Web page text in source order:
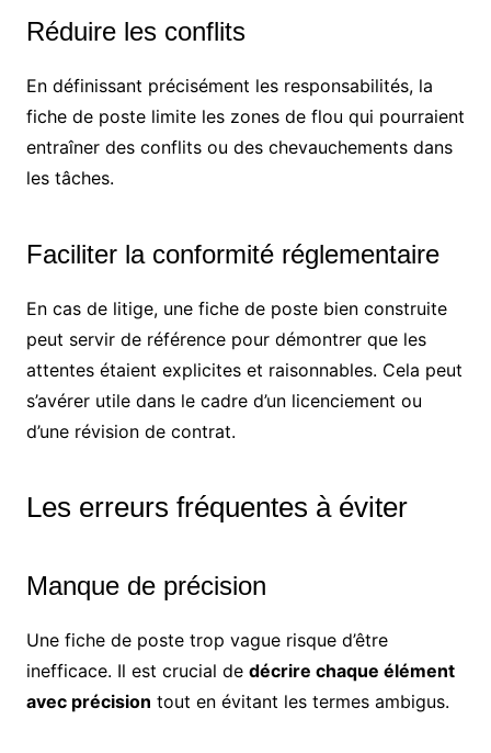
Réduire les conflits
En définissant précisément les responsabilités, la
fiche de poste limite les zones de flou qui pourraient
entraîner des conflits ou des chevauchements dans
les tâches.
Faciliter la conformité réglementaire
En cas de litige, une fiche de poste bien construite
peut servir de référence pour démontrer que les
attentes étaient explicites et raisonnables. Cela peut
s’avérer utile dans le cadre d’un licenciement ou
d’une révision de contrat.
Les erreurs fréquentes à éviter
Manque de précision
Une fiche de poste trop vague risque d’être
inefficace. Il est crucial de décrire chaque élément
avec précision tout en évitant les termes ambigus.